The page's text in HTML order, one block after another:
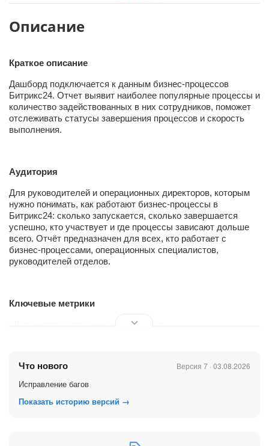
Описание
Краткое описание
Дашборд подключается к данным бизнес-процессов
Битрикс24. Отчет выявит наиболее популярные процессы и
количество задействованных в них сотрудников, поможет
отслеживать статусы завершения процессов и скорость
выполнения.
Аудитория
Для руководителей и операционных директоров, которым
нужно понимать, как работают бизнес-процессы в
Битрикс24: сколько запускается, сколько завершается
успешно, кто участвует и где процессы зависают дольше
всего. Отчёт предназначен для всех, кто работает с
бизнес-процессами, операционных специалистов,
руководителей отделов.
Ключевые метрики
- Количество запущенных процессов.
- Процент успешно завершённых процессов.
- Количество процессов в работе.
- Средняя длительность процесса (в днях).
Что нового Версия 7 · 03.08.2026
Исправление багов
Показать историю версий →